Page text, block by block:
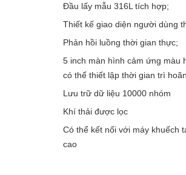
Đầu lấy mẫu 316L tích hợp;
Thiết kế giao diện người dùng
Phản hồi luồng thời gian thực;
5 inch màn hình cảm ứng màu
có thể thiết lập thời gian trì hoãn
Lưu trữ dữ liệu 10000 nhóm
Khí thải được lọc
Có thể kết nối với máy khuếch
cao